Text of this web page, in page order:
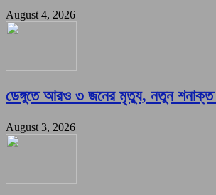
August 4, 2026
ডেঙ্গুতে আরও ৩ জনের মৃত্যু, নতুন
August 3, 2026